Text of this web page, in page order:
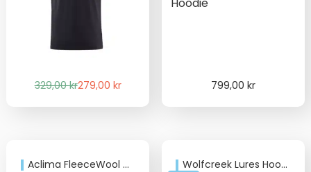
329,00krDet
279,00 kr
Det
799,00 kr
Aclima FleeceWool Crew Neck Wolfcreek Lures Hoodie Burgundy